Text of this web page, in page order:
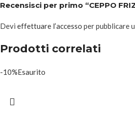
Recensisci per primo “CEPPO
Devi effettuare l’accesso per pubblicare
Prodotti correlati
-10%Esaurito